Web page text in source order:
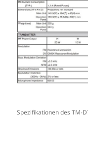
Spezifikationen des TM-